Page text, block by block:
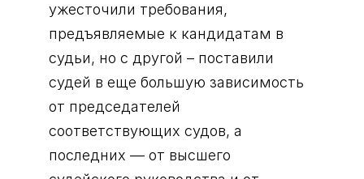
ужесточили требования,
предъявляемые к кандидатам в
судьи, но с другой – поставили
судей в еще большую зависимость
от председателей
соответствующих судов, а
последних ― от высшего